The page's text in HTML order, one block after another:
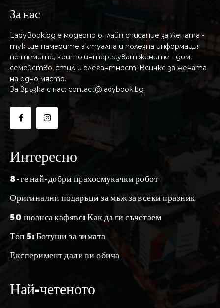
За нас
LadyBook.bg е модерно онлайн списание за жената -
тук ще намерите актуална и полезна информация
по темите, които интересуват жените - дом,
семейство, стил и елегантност. Всичко за жената
на едно място.
За връзка с нас: contact@ladybook.bg
Интересно
8-те най-добри прахосмукачки робот
Оригинални подаръци за мъж за всеки празник
50 нюанса кафяво: Как да ги съчетаем
Топ 5: Ботуши за зимата
Експеримент дали ви обича
Най-четеното